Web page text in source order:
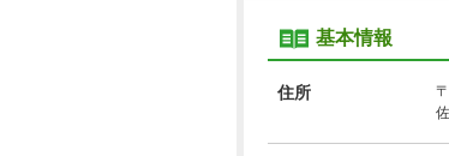
基本情報
住所